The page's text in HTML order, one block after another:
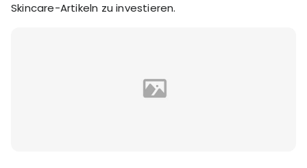
Skincare-Artikeln zu investieren.